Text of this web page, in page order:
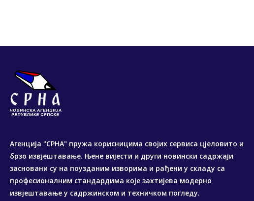
Агенција "СРНА" пружа корисницима својих сервиса цјеловито и
брзо извјештавање. Њене вијести и други новински садржаји
засновани су на поузданим изворима и рађени у складу са
професионалним стандардима које захтијева модерно
извјештавање у садржинском и техничком погледу.